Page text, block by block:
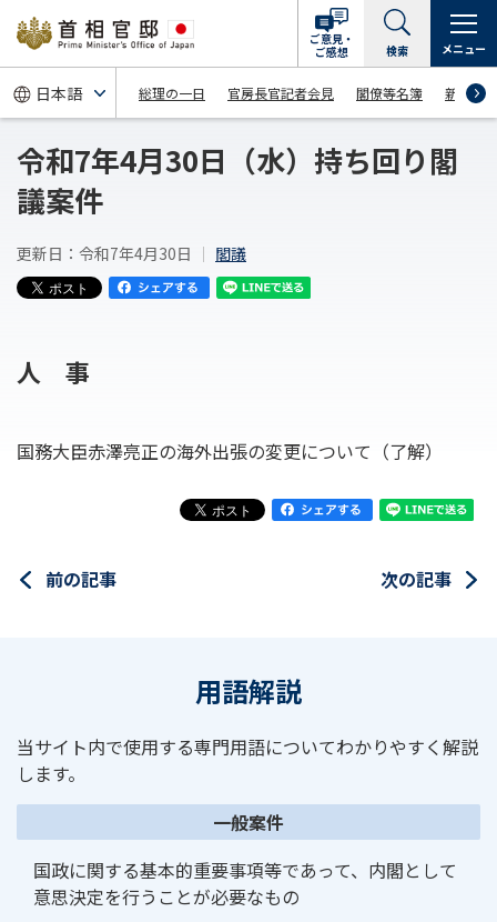
総理の一日 官房長官記者会見 閣僚等名簿 新着情報
ご意見・
ご感想
検索 メニュー
令和7年4月30日（水）持ち回り閣
議案件
更新日：令和7年4月30日 閣議
人 事
国務大臣赤澤亮正の海外出張の変更について（了解）
前の記事 次の記事
用語解説
当サイト内で使用する専門用語についてわかりやすく解説
します。
一般案件
国政に関する基本的重要事項等であって、内閣として
意思決定を行うことが必要なもの